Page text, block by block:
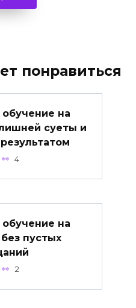
понравиться
на
суеты и
4
на
пустых
2